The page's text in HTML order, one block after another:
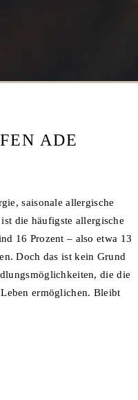
ADE
saisonale allergische
die häufigste allergische
16 Prozent – also etwa 13
Doch das ist kein Grund
die die
ermöglichen. Bleibt